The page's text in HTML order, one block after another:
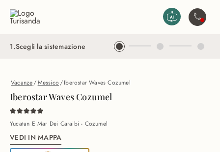
1.Scegli la sistemazione
Vacanze/Messico/Iberostar Waves Cozumel
Iberostar Waves Cozumel
Yucatan E Mar Dei Caraibi - Cozumel
VEDI IN MAPPA